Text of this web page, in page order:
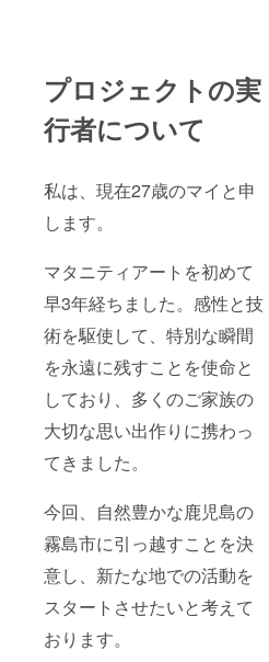
プロジェクトの実
行者について
私は、現在27歳のマイと申
します。
マタニティアートを初めて
早3年経ちました。感性と技
術を駆使して、特別な瞬間
を永遠に残すことを使命と
しており、多くのご家族の
大切な思い出作りに携わっ
てきました。
今回、自然豊かな鹿児島の
霧島市に引っ越すことを決
意し、新たな地での活動を
スタートさせたいと考えて
おります。